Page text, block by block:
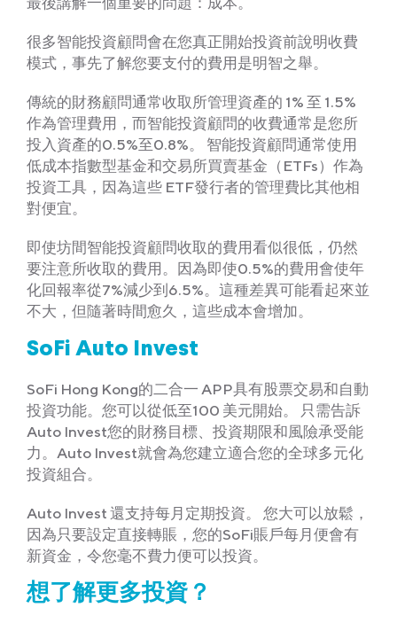
很多智能投資顧問會在您真正開始投資前說明收費
模式，事先了解您要支付的費用是明智之舉。
傳統的財務顧問通常收取所管理資產的 1% 至 1.5%
作為管理費用，而智能投資顧問的收費通常是您所
投入資產的0.5%至0.8%。 智能投資顧問通常使用
低成本指數型基金和交易所買賣基金（ETFs）作為
投資工具，因為這些 ETF發行者的管理費比其他相
對便宜。
即使坊間智能投資顧問收取的費用看似很低，仍然
要注意所收取的費用。因為即使0.5%的費用會使年
化回報率從7%減少到6.5%。這種差異可能看起來並
不大，但隨著時間愈久，這些成本會增加。
SoFi Auto Invest
SoFi Hong Kong的二合一 APP具有股票交易和自動
投資功能。您可以從低至100 美元開始。 只需告訴
Auto Invest您的財務目標、投資期限和風險承受能
力。Auto Invest就會為您建立適合您的全球多元化
投資組合。
Auto Invest 還支持每月定期投資。 您大可以放鬆，
因為只要設定直接轉賬，您的SoFi賬戶每月便會有
新資金，令您毫不費力便可以投資。
想了解更多投資？